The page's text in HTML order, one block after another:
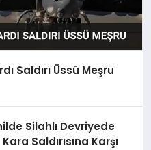
Saldırı Üssü Meşru
Silahlı Devriyede
Saldırısına Karşı